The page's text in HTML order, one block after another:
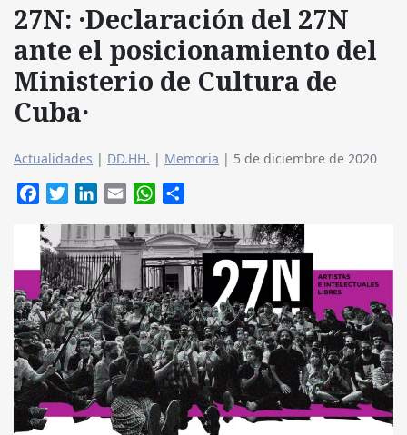
27N: ·Declaración del 27N
ante el posicionamiento del
Ministerio de Cultura de
Cuba·
Actualidades | DD.HH. | Memoria | 5 de diciembre de 2020
FacebookTwitterLinkedIn
Email WhatsApp